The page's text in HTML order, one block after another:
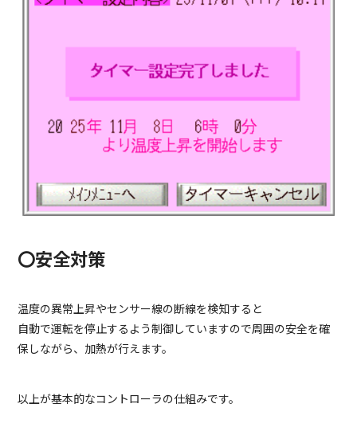
〇安全対策
温度の異常上昇やセンサー線の断線を検知すると
自動で運転を停止するよう制御していますので周囲の安全を確
保しながら、加熱が行えます。
以上が基本的なコントローラの仕組みです。